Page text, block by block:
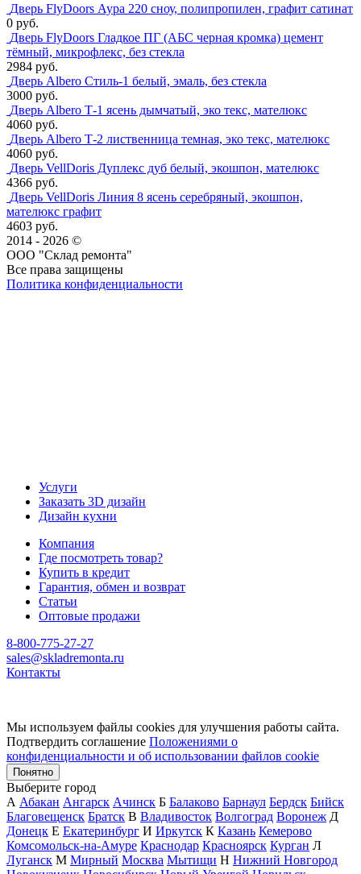
Дверь FlyDoors Аура 220 сноу, полипропилен, графит сатинат
0 руб.
Дверь FlyDoors Гладкое ПГ (АБС черная кромка) цемент
тёмный, микрофлекс, без стекла
2984 руб.
Дверь Albero Стиль-1 белый, эмаль, без стекла
3000 руб.
Дверь Albero Т-1 ясень дымчатый, эко текс, мателюкс
4060 руб.
Дверь Albero Т-2 лиственница темная, эко текс, мателюкс
4060 руб.
Дверь VellDoris Дуплекс дуб белый, экошпон, мателюкс
4366 руб.
Дверь VellDoris Линия 8 ясень серебряный, экошпон,
мателюкс графит
4603 руб.
2014 - 2026 ©
ООО "Склад ремонта"
Все права защищены
Политика конфиденциальности
Услуги
Заказать 3D дизайн
Дизайн кухни
Компания
Где посмотреть товар?
Купить в кредит
Гарантия, обмен и возврат
Статьи
Оптовые продажи
8-800-775-27-27
sales@skladremonta.ru
Контакты
Мы используем файлы cookies для улучшения работы сайта.
Подтвердить соглашение Положениями о
конфиденциальности и об использовании файлов cookie
Понятно
Выберите город
А Абакан Ангарск Ачинск Б Балаково Барнаул Бердск Бийск
Благовещенск Братск В Владивосток Волгоград Воронеж Д
Донецк Е Екатеринбург И Иркутск К Казань Кемерово
Комсомольск-на-Амуре Краснодар Красноярск Курган Л
Луганск М Мирный Москва Мытищи Н Нижний Новгород